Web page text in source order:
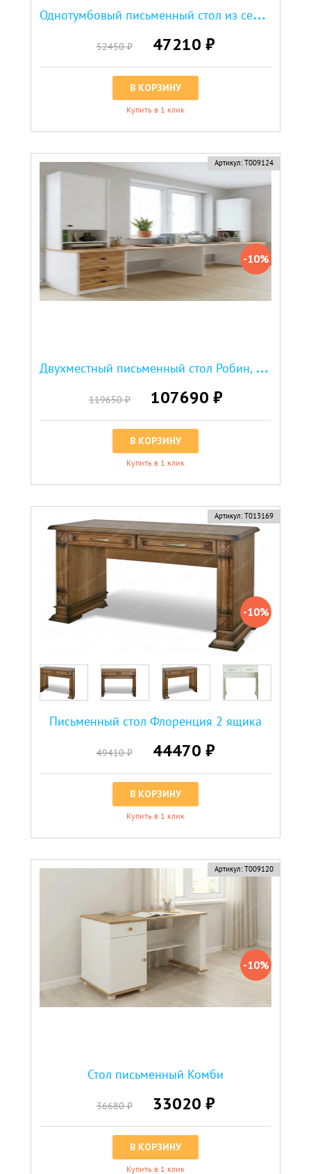
О
днотумбовый письменный стол из серии "Пальма"
52450 ₽ 47210 ₽
В КОРЗИНУ
Купить в 1 клик
скидка Артикул: Т009124
-10%
Д
вухместный письменный стол Робин, верхние фасады МДФ эмаль
119650 ₽ 107690 ₽
В КОРЗИНУ
Купить в 1 клик
Артикул: Т013169
-10%
Письменный стол Флоренция 2 ящика
49410 ₽ 44470 ₽
В КОРЗИНУ
Купить в 1 клик
скидка Артикул: Т009120
-10%
Стол письменный Комби
36680 ₽ 33020 ₽
В КОРЗИНУ
Купить в 1 клик